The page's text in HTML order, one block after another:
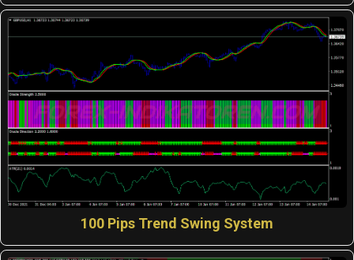
100 Pips Trend Swing System